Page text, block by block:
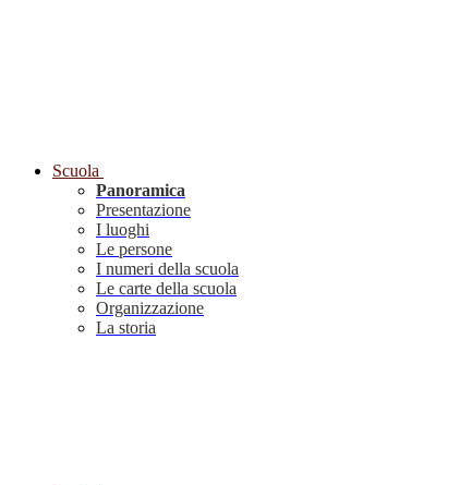
Scuola
Panoramica
Presentazione
I luoghi
Le persone
I numeri della scuola
Le carte della scuola
Organizzazione
La storia